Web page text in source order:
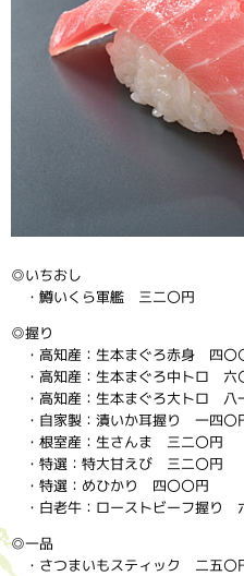
◎いちおし
・鱒いくら軍艦 三二〇円
◎握り
・高知産：生本まぐろ赤身 四〇
・高知産：生本まぐろ中トロ 六
・高知産：生本まぐろ大トロ 八
・自家製：漬いか耳握り 一四〇
・根室産：生さんま 三二〇円
・特選：特大甘えび 三二〇円
・特選：めひかり 四〇〇円
・白老牛：ローストビーフ握り
◎一品
・さつまいもスティック 二五〇